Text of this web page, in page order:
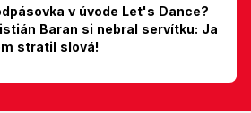
v úvode Let's Dance?
Baran si nebral servítku: Ja
stratil slová!